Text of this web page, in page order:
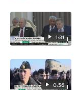
1:31
0:56